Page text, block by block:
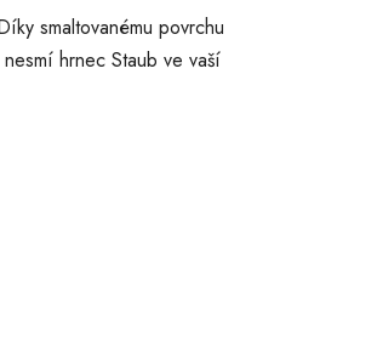
smaltovanému povrchu
hrnec Staub ve vaší